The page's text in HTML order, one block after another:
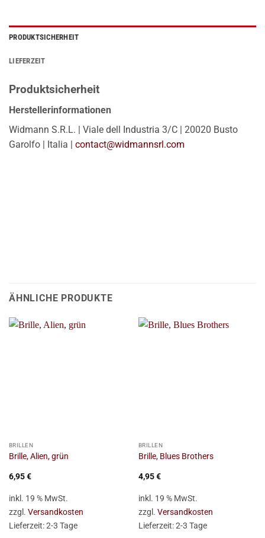
PRODUKTSICHERHEIT
LIEFERZEIT
Produktsicherheit
Herstellerinformationen
Widmann S.R.L. | Viale dell Industria 3/C | 20020 Busto
Garolfo | Italia | contact@widmannsrl.com
ÄHNLICHE PRODUKTE
BRILLEN
Brille, Alien, grün
6,95€
inkl. 19 % MwSt.
zzgl. Versandkosten
Lieferzeit:2-3 Tage
BRILLEN
Brille, Blues Brothers
4,95€
inkl. 19 % MwSt.
zzgl. Versandkosten
Lieferzeit:2-3 Tage